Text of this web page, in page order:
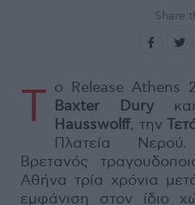
Share
Το Release Athens
Baxter Dury
Hausswolff, την
Πλατεία
Βρετανός
Αθήνα τρία χρόνια
εμφάνιση στον ίδιο